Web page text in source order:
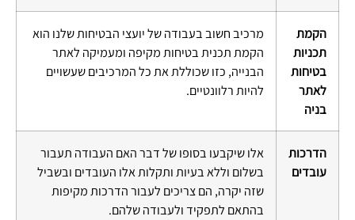
הקמת
תכניות
בטיחות
לאתר
בניה
מרכיב חשוב בעבודה של יועצי הבטיחות שלנו הוא
הקמת תכנית בטיחות מקיפה ומעמיקה לאתר
הבנייה, כזו שכוללת את כל המרכיבים שעשויים
להיות רלוונטיים.
הדרכות
עובדים
אלו שיקבעו בסופו של דבר האם העבודה תעבור
בשלום וללא בעיות ותקלות אלו העובדים ובשביל
שזה יקרה, הם צריכים לעבור הדרכות מקיפות
בהתאם לתפקיד ולעבודה שלהם.